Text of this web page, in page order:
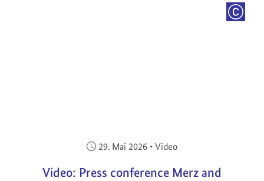
Veröffentlicht am:
29. Mai 2026 • Video
Video: Press conference Merz and